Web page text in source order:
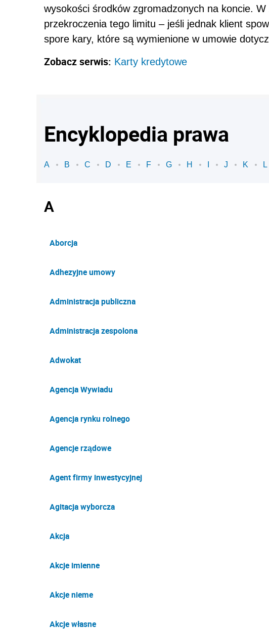
wysokości środków zgromadzonych na koncie.
przekroczenia tego limitu – jeśli jednak klient
spore kary, które są wymienione w umowie
Zobacz serwis: Karty kredytowe
Encyklopedia prawa
A B C D E F G H J K L
A
Aborcja
Adhezyjne umowy
Administracja publiczna
Administracja zespolona
Adwokat
Agencja Wywiadu
Agencja rynku rolnego
Agencje rządowe
Agent firmy inwestycyjnej
Agitacja wyborcza
Akcja
Akcje imienne
Akcje nieme
Akcje własne